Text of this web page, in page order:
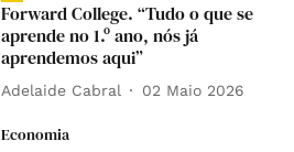
Forward College. “Tudo o que se
aprende no 1.º ano, nós já
aprendemos aqui”
Adelaide Cabral 02 Maio 2026
Economia